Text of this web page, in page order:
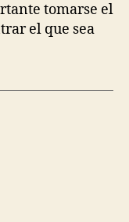
tomarse el
el que sea